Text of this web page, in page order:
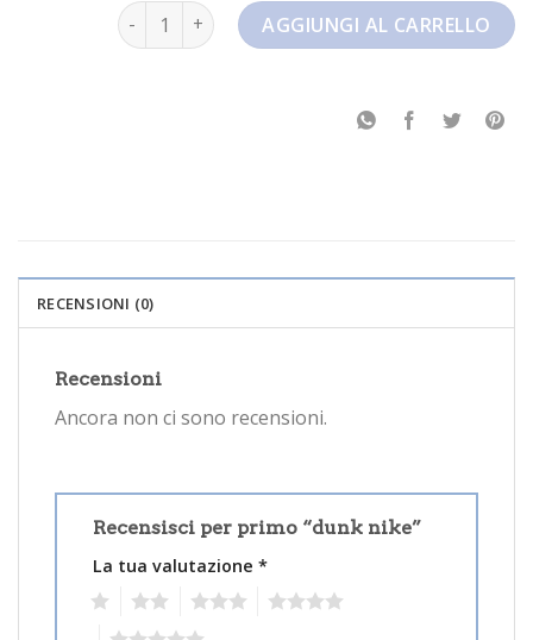
dunk nike quantitàAGGIUNGI AL CARRELLO
RECENSIONI (0)
Recensioni
Ancora non ci sono recensioni.
Recensisci per primo “dunk nike”
La tua valutazione *